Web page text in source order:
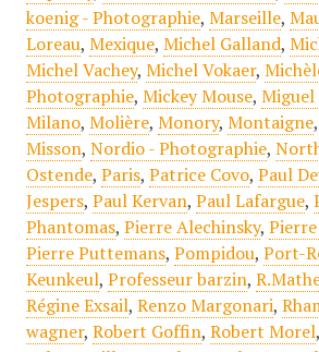
koenig - Photographie, Marseille,
Loreau, Mexique, Michel Galland,
Michel Vachey, Michel Vokaer,
Photographie, Mickey Mouse, Miguel
Milano, Molière, Monory, Montaigne,
Misson, Nordio - Photographie,
Ostende, Paris, Patrice Covo, Paul
Jespers, Paul Kervan, Paul Lafargue,
Phantomas, Pierre Alechinsky,
Pierre Puttemans, Pompidou, Port-
Keunkeul, Professeur barzin,
Régine Exsail, Renzo Margonari,
wagner, Robert Goffin, Robert Morel,